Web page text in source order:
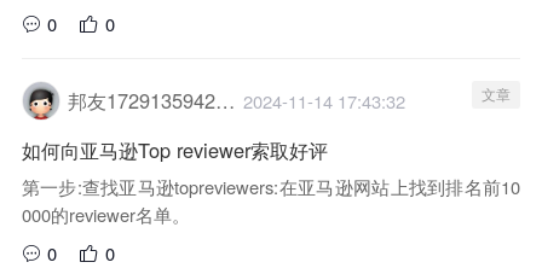
0
0
邦友1729135942029 2024-11-14 17:43:32 文章
如何向亚马逊Top reviewer索取好评
第一步:查找亚马逊topreviewers:在亚马逊网站上找到排名前10
000的reviewer名单。
0
0